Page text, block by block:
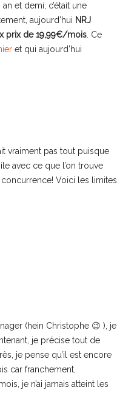
et demi, c’était une
aujourd’hui NRJ
prix de 19,99€/mois. Ce
et qui aujourd’hui
vraiment pas tout puisque
avec ce que l’on trouve
Voici les limites
(hein Christophe 😉 ), je
je précise tout de
je pense qu’il est encore
car franchement,
je n’ai jamais atteint les